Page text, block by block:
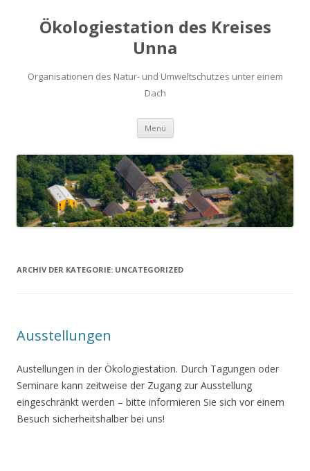
Ökologiestation des Kreises
Unna
Organisationen des Natur- und Umweltschutzes unter einem
Dach
Menü Zum
springen
ARCHIV DER KATEGORIE: UNCATEGORIZED
Ausstellungen
Austellungen in der Ökologiestation. Durch Tagungen oder
Seminare kann zeitweise der Zugang zur Ausstellung
eingeschränkt werden – bitte informieren Sie sich vor einem
Besuch sicherheitshalber bei uns!